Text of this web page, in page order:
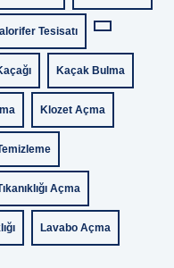
Tesisatı
Kaçak Bulma
Klozet Açma
Açma
Lavabo Açma